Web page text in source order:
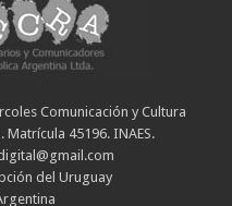
Comunicación y Cultura
45196. INAES.
del Uruguay